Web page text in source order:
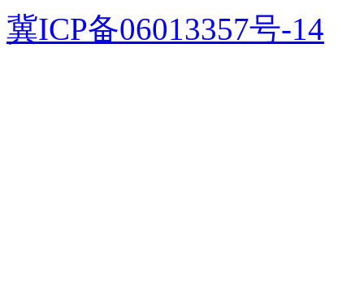
冀ICP备06013357号-14